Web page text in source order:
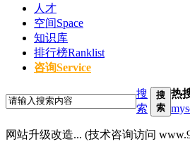
人才
空间Space
知识库
排行榜Ranklist
咨询Service
搜
索
搜
索
热
网站升级改造... (技术咨询访问